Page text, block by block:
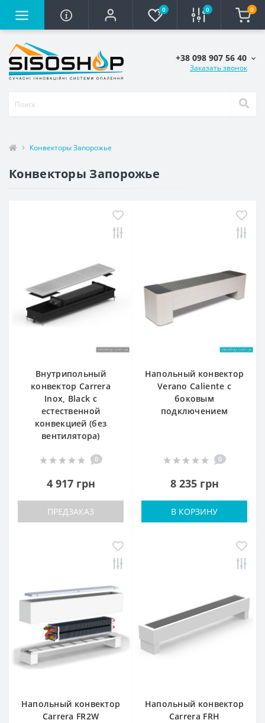
0 0 0
+38 098 907 56 40
Заказать звонок
Конвекторы Запорожье
Конвекторы Запорожье
Внутрипольный
конвектор Carrera
Inox, Black с
естественной
конвекцией (без
вентилятора)
0
4 917 грн
ПРЕДЗАКАЗ
Напольный конвектор
Verano Caliente с
боковым
подключением
0
8 235 грн
В КОРЗИНУ
Напольный конвектор
Carrera FR2W
Напольный конвектор
Carrera FRH